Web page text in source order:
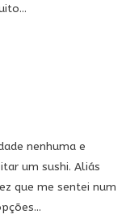
nenhuma e
um sushi. Aliás
que me sentei num